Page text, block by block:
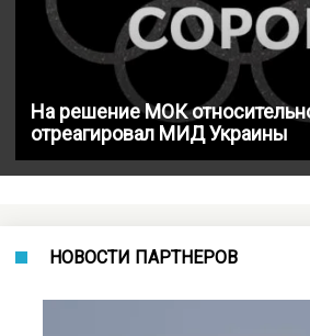
На решение МОК
отреагировал МИД Украины
НОВОСТИ ПАРТНЕРОВ